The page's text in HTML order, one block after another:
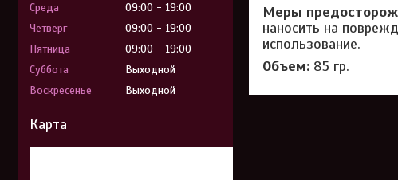
Меры
наносить на
использование.
Объем: 85 гр.
Среда
09:00
19:00
Четверг
09:00
19:00
Пятница
09:00
19:00
Суббота
Выходной
Воскресенье
Выходной
Карта